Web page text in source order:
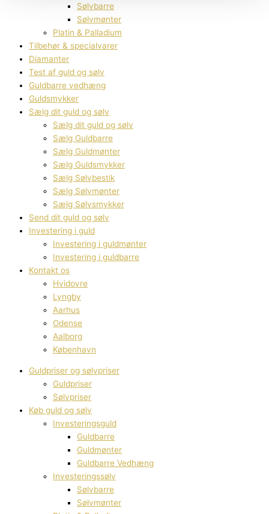
Sølvbarre
Sølvmønter
Platin & Palladium
Tilbehør & specialvarer
Diamanter
Test af guld og sølv
Guldbarre vedhæng
Guldsmykker
Sælg dit guld og sølv
Sælg dit guld og sølv
Sælg Guldbarre
Sælg Guldmønter
Sælg Guldsmykker
Sælg Sølvbestik
Sælg Sølvmønter
Sælg Sølvsmykker
Send dit guld og sølv
Investering i guld
Investering i guldmønter
Investering i guldbarre
Kontakt os
Hvidovre
Lyngby
Aarhus
Odense
Aalborg
København
Guldpriser og sølvpriser
Guldpriser
Sølvpriser
Køb guld og sølv
Investeringsguld
Guldbarre
Guldmønter
Guldbarre Vedhæng
Investeringssølv
Sølvbarre
Sølvmønter